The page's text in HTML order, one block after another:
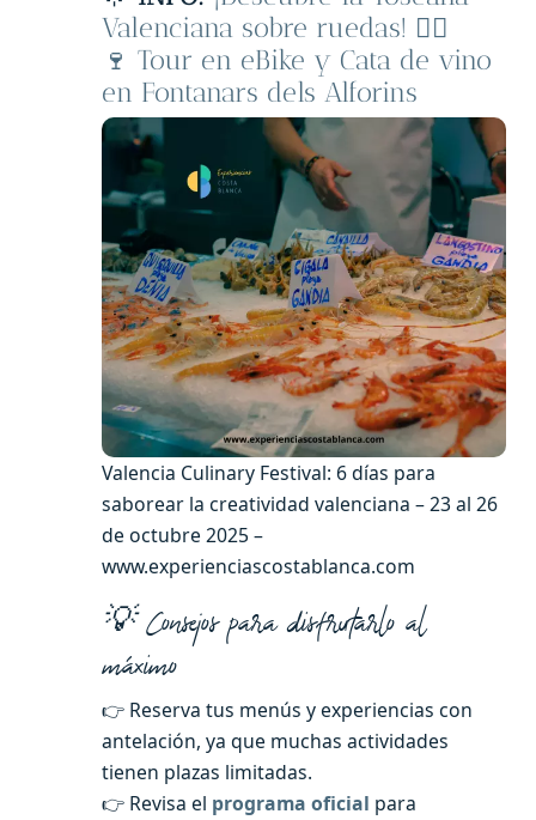
Valenciana sobre ruedas! 🚴‍♂️
🍷 Tour en eBike y Cata de vino
en Fontanars dels Alforins
Valencia Culinary Festival: 6 días para
saborear la creatividad valenciana – 23 al 26
de octubre 2025 –
www.experienciascostablanca.com
💡 Consejos para disfrutarlo al
máximo
👉 Reserva tus menús y experiencias con
antelación, ya que muchas actividades
tienen plazas limitadas.
👉 Revisa el programa oficial para